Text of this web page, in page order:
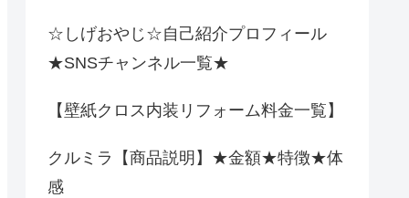
☆しげおやじ☆自己紹介プロフィール
★SNSチャンネル一覧★
【壁紙クロス内装リフォーム料金一覧】
クルミラ【商品説明】★金額★特徴★体
感